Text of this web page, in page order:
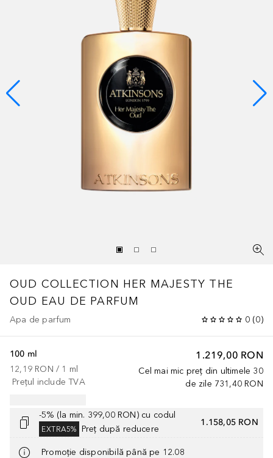
OUD COLLECTION HER MAJESTY THE
OUD EAU DE PARFUM
Apa de parfum 0 (0)
1.219,00 RON
Cel mai mic preț din ultimele 30
de zile 731,40 RON
100 ml
12,19 RON / 1 ml
Prețul include TVA
-5% (la min. 399,00 RON) cu codul
EXTRA5% Preț după reducere
1.158,05 RON
Promoție disponibilă până pe 12.08